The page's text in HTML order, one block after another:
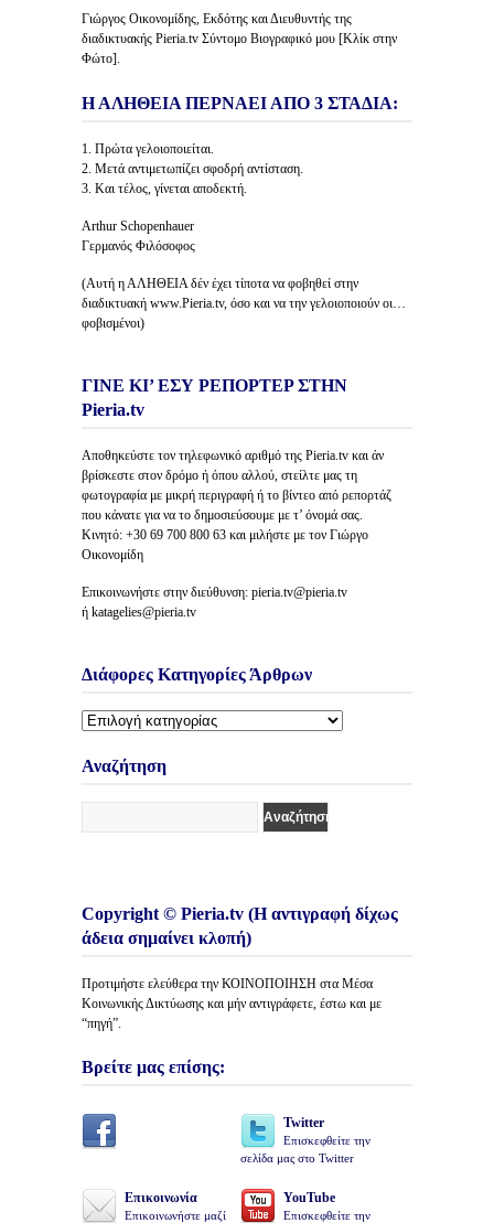
Γιώργος Οικονομίδης, Εκδότης και Διευθυντής της
διαδικτυακής Pieria.tv Σύντομο Βιογραφικό μου [Κλίκ στην
Φώτο].
Η ΑΛΗΘΕΙΑ ΠΕΡΝΑΕΙ ΑΠΟ 3 ΣΤΑΔΙΑ:
1. Πρώτα γελοιοποιείται.
2. Μετά αντιμετωπίζει σφοδρή αντίσταση.
3. Και τέλος, γίνεται αποδεκτή.
Arthur Schopenhauer
Γερμανός Φιλόσοφος
(Αυτή η ΑΛΗΘΕΙΑ δέν έχει τίποτα να φοβηθεί στην
διαδικτυακή www.Pieria.tv, όσο και να την γελοιοποιούν οι…
φοβισμένοι)
ΓΙΝΕ ΚΙ’ ΕΣΥ ΡΕΠΟΡΤΕΡ ΣΤΗΝ
Pieria.tv
Αποθηκεύστε τον τηλεφωνικό αριθμό της Pieria.tv και άν
βρίσκεστε στον δρόμο ή όπου αλλού, στείλτε μας τη
φωτογραφία με μικρή περιγραφή ή το βίντεο από ρεπορτάζ
που κάνατε για να το δημοσιεύσουμε με τ’ όνομά σας.
Κινητό: +30 69 700 800 63 και μιλήστε με τον Γιώργο
Οικονομίδη
Επικοινωνήστε στην διεύθυνση: pieria.tv@pieria.tv
ή katagelies@pieria.tv
Διάφορες Κατηγορίες Άρθρων
Διάφορες
Άρθρων
Αναζήτηση
Copyright © Pieria.tv (Η αντιγραφή δίχως
άδεια σημαίνει κλοπή)
Προτιμήστε ελεύθερα την ΚΟΙΝΟΠΟΙΗΣΗ στα Μέσα
Κοινωνικής Δικτύωσης και μήν αντιγράφετε, έστω και με
“πηγή”.
Βρείτε μας επίσης:
Twitter
Επισκεφθείτε την
σελίδα μας στο Twitter
Επικοινωνία
Επικοινωνήστε μαζί
YouTube
Επισκεφθείτε την